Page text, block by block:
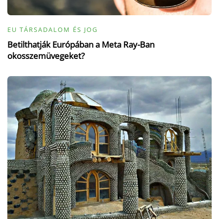
EU TÁRSADALOM ÉS JOG
Betilthatják Európában a Meta Ray-Ban
okosszemüvegeket?